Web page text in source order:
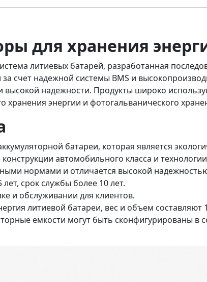
для хранения
литиевых батарей, разработанная
счет надежной системы BMS и
высокой надежности. Продукты широко
энергии и фотогальванического
батареи, которая является
автомобильного класса и
нормами и отличается высокой
срок службы более 10 лет.
и обслуживании для клиентов.
литиевой батареи, вес и объем составляют
емкости могут быть сконфигурированы в